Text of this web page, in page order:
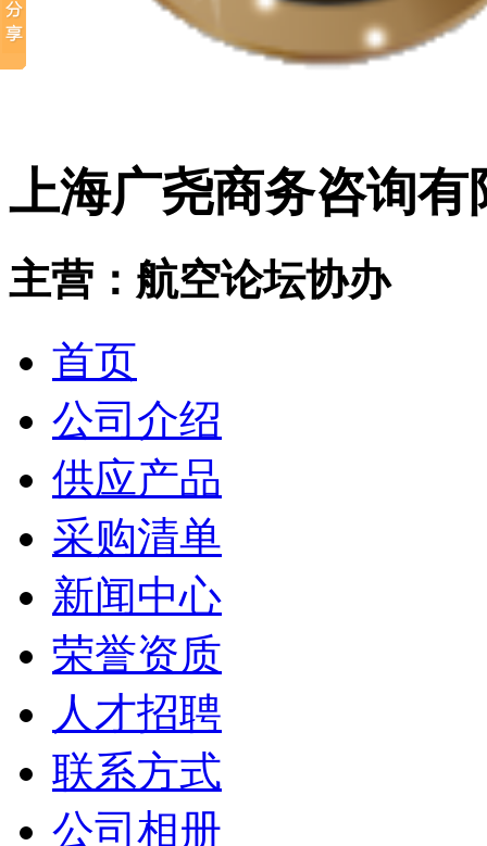
上海广尧商务咨询有
主营：航空论坛协办
首页
公司介绍
供应产品
采购清单
新闻中心
荣誉资质
人才招聘
联系方式
公司相册